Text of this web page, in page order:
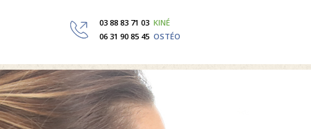
03 88 83 71 03 KINÉ
06 31 90 85 45 OSTÉO